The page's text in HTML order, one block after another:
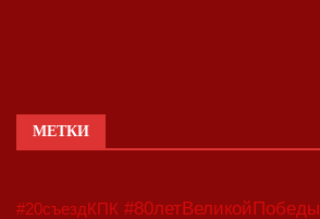
МЕТКИ
#20съездКПК #80летВеликойПобеды